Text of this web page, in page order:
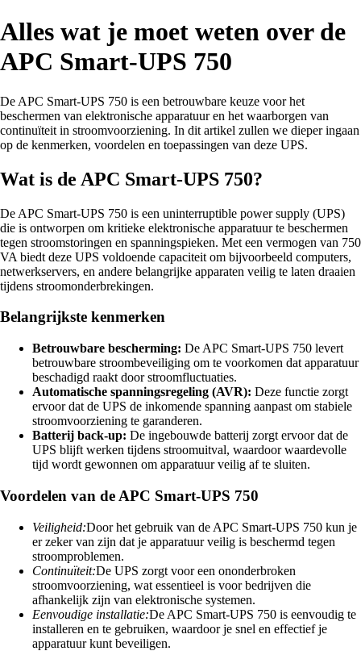
Alles wat je moet weten over de
APC Smart-UPS 750
De APC Smart-UPS 750 is een betrouwbare keuze voor het
beschermen van elektronische apparatuur en het waarborgen van
continuïteit in stroomvoorziening. In dit artikel zullen we dieper ingaan
op de kenmerken, voordelen en toepassingen van deze UPS.
Wat is de APC Smart-UPS 750?
De APC Smart-UPS 750 is een uninterruptible power supply (UPS)
die is ontworpen om kritieke elektronische apparatuur te beschermen
tegen stroomstoringen en spanningspieken. Met een vermogen van 750
VA biedt deze UPS voldoende capaciteit om bijvoorbeeld computers,
netwerkservers, en andere belangrijke apparaten veilig te laten draaien
tijdens stroomonderbrekingen.
Belangrijkste kenmerken
Betrouwbare bescherming: De APC Smart-UPS 750 levert
betrouwbare stroombeveiliging om te voorkomen dat apparatuur
beschadigd raakt door stroomfluctuaties.
Automatische spanningsregeling (AVR): Deze functie zorgt
ervoor dat de UPS de inkomende spanning aanpast om stabiele
stroomvoorziening te garanderen.
Batterij back-up: De ingebouwde batterij zorgt ervoor dat de
UPS blijft werken tijdens stroomuitval, waardoor waardevolle
tijd wordt gewonnen om apparatuur veilig af te sluiten.
Voordelen van de APC Smart-UPS 750
Veiligheid:Door het gebruik van de APC Smart-UPS 750 kun je
er zeker van zijn dat je apparatuur veilig is beschermd tegen
stroomproblemen.
Continuïteit:De UPS zorgt voor een ononderbroken
stroomvoorziening, wat essentieel is voor bedrijven die
afhankelijk zijn van elektronische systemen.
Eenvoudige installatie:De APC Smart-UPS 750 is eenvoudig te
installeren en te gebruiken, waardoor je snel en effectief je
apparatuur kunt beveiligen.